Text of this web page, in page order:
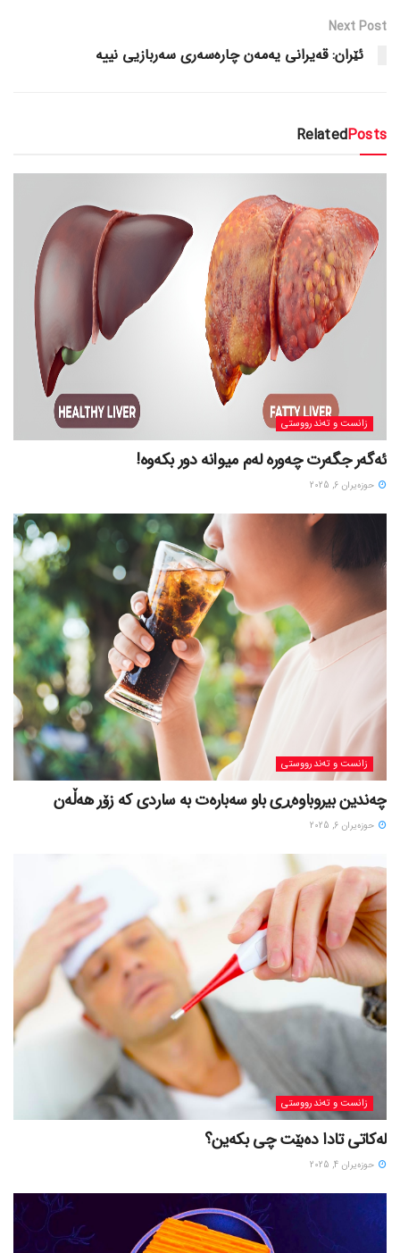
Next Post
ئێران: قەیرانی یەمەن چارەسەری سەربازیی نییە
RelatedPosts
زانست و تەندرووستی
ئەگەر جگەرت چەورە لەم میوانە دور بکەوە!
حوزه‌یران 6, 2025
زانست و تەندرووستی
چەندین بیروباوەڕی باو سەبارەت بە ساردی کە زۆر هەڵەن
حوزه‌یران 6, 2025
زانست و تەندرووستی
لەکاتی تادا دەبێت چی بکەین؟
حوزه‌یران 4, 2025